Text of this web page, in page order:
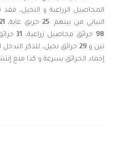
المحاصيل الزراعية و النخيل، فقد
النباتي من بينهم :25 حريق غابة، 21
98 حرائق محاصيل زراعية، 31
تبن و29 حرائق نخيل، للذكر
إخماد الحرائق بسرعة و كذا منع